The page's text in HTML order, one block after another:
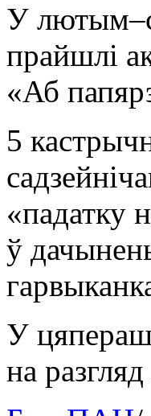
У
прайшлі
«Аб
5
«падатку
ў
У
на